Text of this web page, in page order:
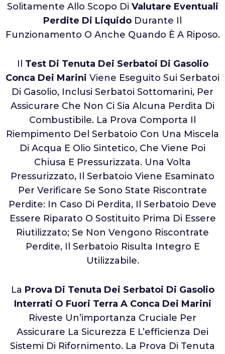
Solitamente Allo Scopo Di Valutare Eventuali
Perdite Di Liquido Durante Il
Funzionamento O Anche Quando È A Riposo.
Il Test Di Tenuta Dei Serbatoi Di Gasolio
Conca Dei Marini Viene Eseguito Sui Serbatoi
Di Gasolio, Inclusi Serbatoi Sottomarini, Per
Assicurare Che Non Ci Sia Alcuna Perdita Di
Combustibile. La Prova Comporta Il
Riempimento Del Serbatoio Con Una Miscela
Di Acqua E Olio Sintetico, Che Viene Poi
Chiusa E Pressurizzata. Una Volta
Pressurizzato, Il Serbatoio Viene Esaminato
Per Verificare Se Sono State Riscontrate
Perdite: In Caso Di Perdita, Il Serbatoio Deve
Essere Riparato O Sostituito Prima Di Essere
Riutilizzato; Se Non Vengono Riscontrate
Perdite, Il Serbatoio Risulta Integro E
Utilizzabile.
La Prova Di Tenuta Dei Serbatoi Di Gasolio
Interrati O Fuori Terra A Conca Dei Marini
Riveste Un’importanza Cruciale Per
Assicurare La Sicurezza E L’efficienza Dei
Sistemi Di Rifornimento. La Prova Di Tenuta